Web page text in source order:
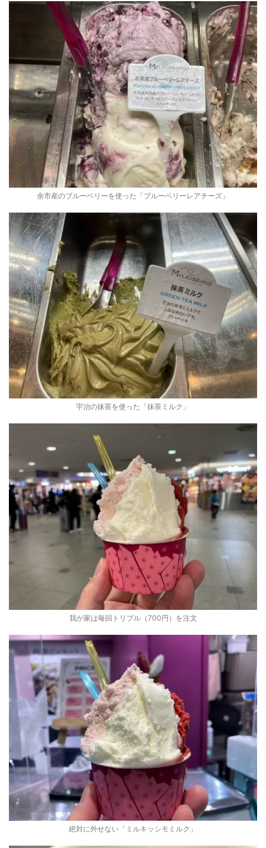
余市産のブルーベリーを使った「ブルーベリーレアチーズ」
宇治の抹茶を使った「抹茶ミルク」
我が家は毎回トリプル（700円）を注文
絶対に外せない「ミルキッシモミルク」